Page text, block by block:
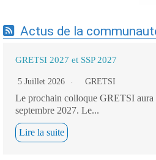
Actus de la
GRETSI 2027 et SSP 2027
5 Juillet 2026 GRETSI
Le prochain colloque GRETSI aura
septembre 2027. Le...
Lire la suite